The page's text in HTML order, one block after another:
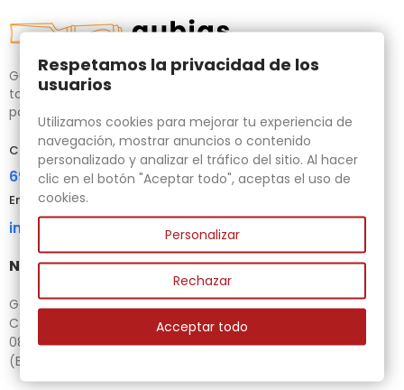
Gubias.com.es, tu tienda especializada en talla de madera,
tornos para bricolaje y maquinaria para la madera auxiliar
para tus necesidades.
Contacta con nosotros
696 95 85 58
Email
info@gubias.com.es
Nuestra tienda
Ganiveteria Rius
C/ Goleta, 11
08221 Terrassa
(Barcelona)
Respetamos la privacidad de los
usuarios
Utilizamos cookies para mejorar tu experiencia de
navegación, mostrar anuncios o contenido
personalizado y analizar el tráfico del sitio. Al hacer
clic en el botón "Aceptar todo", aceptas el uso de
cookies.
Personalizar
Rechazar
Acceptar todo